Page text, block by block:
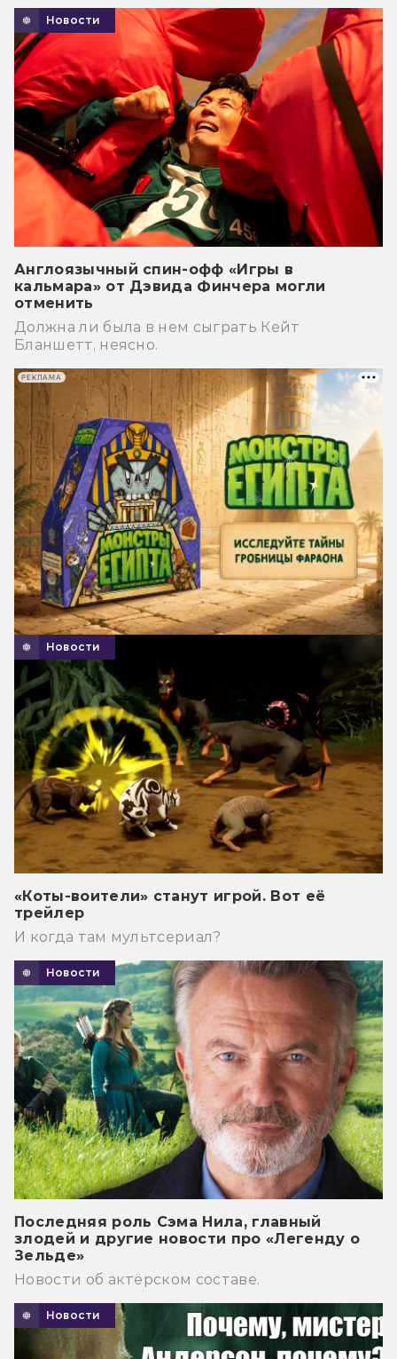
Новости
Англоязычный спин-офф «Игры в
кальмара» от Дэвида Финчера могли
отменить
Должна ли была в нем сыграть Кейт
Бланшетт, неясно.
Новости
«Коты-воители» станут игрой. Вот её
трейлер
И когда там мультсериал?
Новости
Последняя роль Сэма Нила, главный
злодей и другие новости про «Легенду о
Зельде»
Новости об актёрском составе.
Новости
РЕКЛАМА